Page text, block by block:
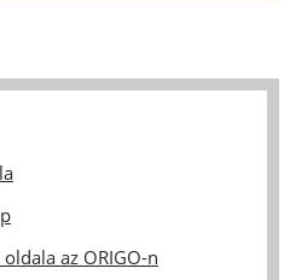
az ORIGO-n